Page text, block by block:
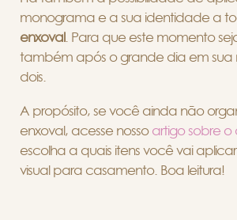
monograma e a sua identidade a
enxoval
Para que este momento
também após o grande dia em sua
dois.
A propósito, se você ainda não
enxoval, acesse nosso artigo sobre o
escolha a quais itens você vai
visual para casamento. Boa leitura!